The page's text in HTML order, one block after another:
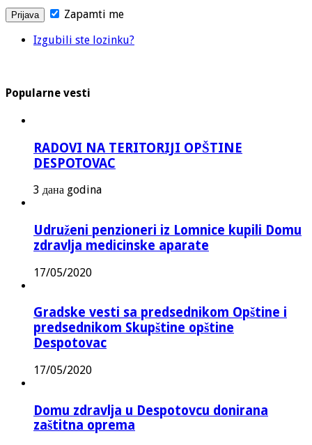
Zapamti me
Izgubili ste lozinku?
Popularne vesti
RADOVI NA TERITORIJI OPŠTINE
DESPOTOVAC
3 дана godina
Udruženi penzioneri iz Lomnice kupili Domu
zdravlja medicinske aparate
17/05/2020
Gradske vesti sa predsednikom Opštine i
predsednikom Skupštine opštine
Despotovac
17/05/2020
Domu zdravlja u Despotovcu donirana
zaštitna oprema